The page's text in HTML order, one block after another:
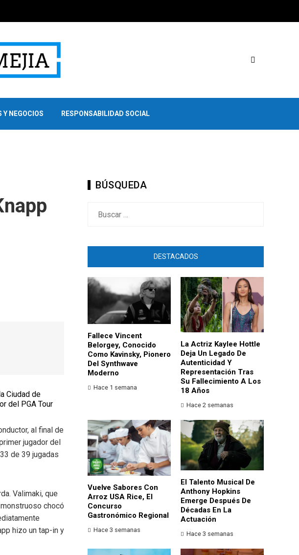
Y NEGOCIOS RESPONSABILIDAD SOCIAL
Ciudad de
del PGA Tour
al final de
jugador del
de 39 jugadas
Valimaki, que
chocó
hizo un tap-in y
BÚSQUEDA
DESTACADOS
Fallece Vincent
Belorgey, Conocido
Como Kavinsky, Pionero
Del Synthwave
Moderno
Hace 1 semana
La Actriz Kaylee Hottle
Deja Un Legado De
Autenticidad Y
Representación Tras
Su Fallecimiento A Los
18 Años
Hace 2 semanas
Vuelve Sabores Con
Arroz USA Rice, El
Concurso
Gastronómico Regional
Hace 3 semanas
El Talento Musical De
Anthony Hopkins
Emerge Después De
Décadas En La
Actuación
Hace 3 semanas